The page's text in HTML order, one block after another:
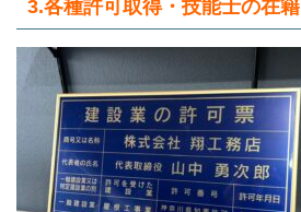
3.各種許可取得・技能士の在籍